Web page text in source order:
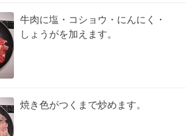
牛肉に塩・コショウ・にんにく・
しょうがを加えます。
焼き色がつくまで炒めます。